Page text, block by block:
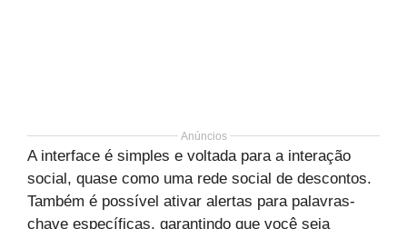
Anúncios
A interface é simples e voltada para a interação
social, quase como uma rede social de descontos.
Também é possível ativar alertas para palavras-
chave específicas, garantindo que você seja